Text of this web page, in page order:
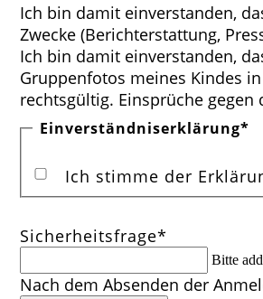
Ich bin damit einverstanden,
Zwecke (Berichterstattung,
Ich bin damit einverstanden,
Gruppenfotos meines Kindes
rechtsgültig. Einsprüche
Pflichtfeld
Einverständniserklärung*
Ich stimme der
Pflichtfeld
Sicherheitsfrage*
Bitte
Nach dem Absenden der